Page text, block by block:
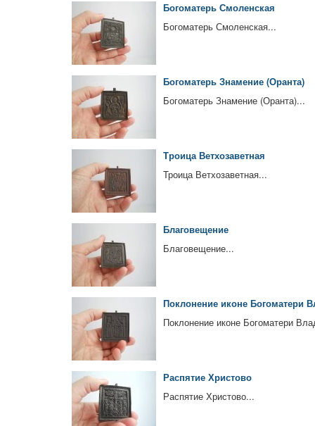
Богоматерь Смоленская
Богоматерь Смоленская...
Богоматерь Знамение (Оранта)
Богоматерь Знамение (Оранта)...
Троица Ветхозаветная
Троица Ветхозаветная...
Благовещение
Благовещение...
Поклонение иконе Богоматери
Поклонение иконе Богоматери
Распятие Христово
Распятие Христово...